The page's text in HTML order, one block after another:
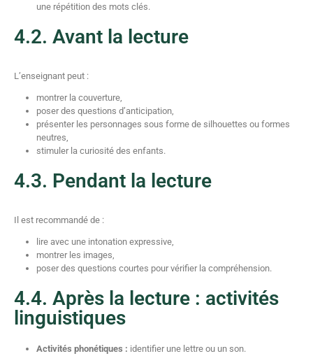
une répétition des mots clés.
4.2. Avant la lecture
L’enseignant peut :
montrer la couverture,
poser des questions d’anticipation,
présenter les personnages sous forme de silhouettes ou formes
neutres,
stimuler la curiosité des enfants.
4.3. Pendant la lecture
Il est recommandé de :
lire avec une intonation expressive,
montrer les images,
poser des questions courtes pour vérifier la compréhension.
4.4. Après la lecture : activités
linguistiques
Activités phonétiques : identifier une lettre ou un son.